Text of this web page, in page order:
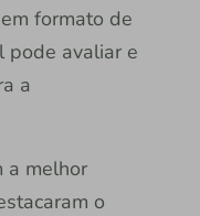
formato de
pode avaliar e
a
a melhor
o